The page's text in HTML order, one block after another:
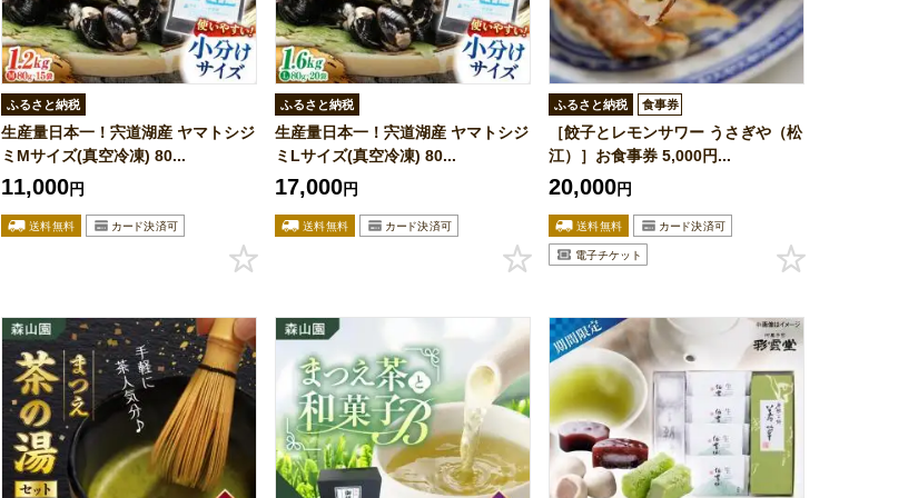
ふるさと納税
生産量日本一！宍道湖産 ヤマトシジ
ミMサイズ(真空冷凍) 80...
11,000円
ふるさと納税
生産量日本一！宍道湖産 ヤマトシジ
ミLサイズ(真空冷凍) 80...
17,000円
ふるさと納税 食事券
［餃子とレモンサワー うさぎや（松
江）］お食事券 5,000円...
20,000円